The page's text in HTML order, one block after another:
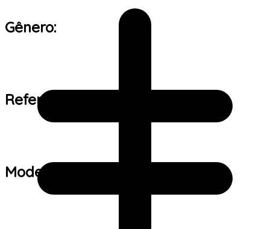
Gênero:
Referência de tamanho:
Modelo: